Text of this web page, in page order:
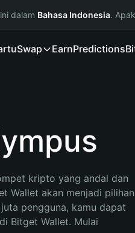
dalam Bahasa Indonesia.
Swap EarnPredictions
kripto yang andal dan
Wallet akan menjadi pilihan
pengguna, kamu dapat
Bitget Wallet. Mulai